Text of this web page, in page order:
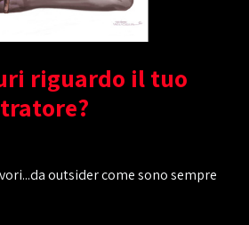
riguardo il tuo
outsider come sono sempre